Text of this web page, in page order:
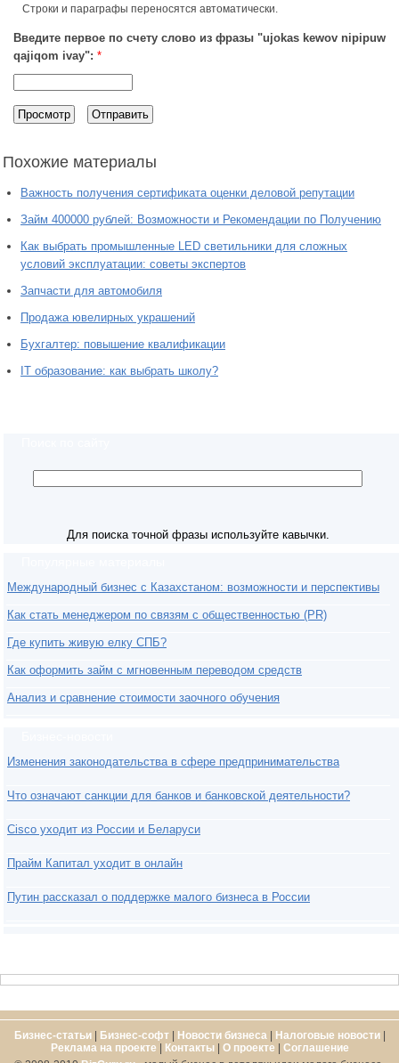
Строки и параграфы переносятся автоматически.
Введите первое по счету слово из фразы "ujokas kewov nipipuw
qajiqom ivay": *
Похожие материалы
Важность получения сертификата оценки деловой репутации
Займ 400000 рублей: Возможности и Рекомендации по Получению
Как выбрать промышленные LED светильники для сложных
условий эксплуатации: советы экспертов
Запчасти для автомобиля
Продажа ювелирных украшений
Бухгалтер: повышение квалификации
IT образование: как выбрать школу?
Для поиска точной фразы используйте кавычки.
Международный бизнес с Казахстаном: возможности и перспективы
Как стать менеджером по связям с общественностью (PR)
Где купить живую елку СПБ?
Как оформить займ с мгновенным переводом средств
Анализ и сравнение стоимости заочного обучения
Изменения законодательства в сфере предпринимательства
Что означают санкции для банков и банковской деятельности?
Cisco уходит из России и Беларуси
Прайм Капитал уходит в онлайн
Путин рассказал о поддержке малого бизнеса в России
Бизнес-статьи| Бизнес-софт| Новости бизнеса | Налоговые новости|
Реклама на проекте | Контакты| О проекте | Cоглашение